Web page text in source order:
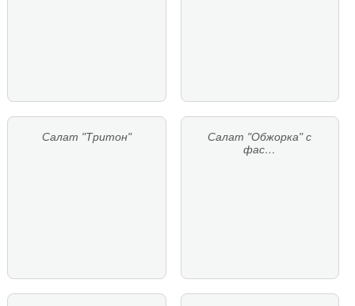
Салат "Тритон"
Салат "Обжорка" с
фас…